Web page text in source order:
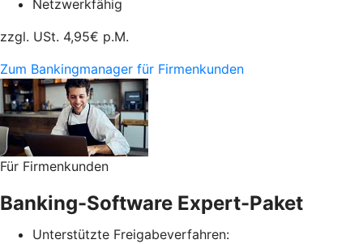
Netzwerkfähig
zzgl. USt. 4,95€ p.M.
Zum Bankingmanager für Firmenkunden
Für Firmenkunden
Banking-Software Expert-Paket
Unterstützte Freigabeverfahren: